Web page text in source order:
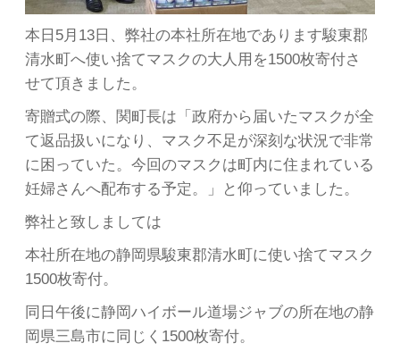
本日5月13日、弊社の本社所在地であります駿東郡
清水町へ使い捨てマスクの大人用を1500枚寄付さ
せて頂きました。
寄贈式の際、関町長は「政府から届いたマスクが全
て返品扱いになり、マスク不足が深刻な状況で非常
に困っていた。今回のマスクは町内に住まれている
妊婦さんへ配布する予定。」と仰っていました。
弊社と致しましては
本社所在地の静岡県駿東郡清水町に使い捨てマスク
1500枚寄付。
同日午後に静岡ハイボール道場ジャブの所在地の静
岡県三島市に同じく1500枚寄付。